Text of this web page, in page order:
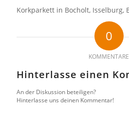
Korkparkett in Bocholt, Isselburg,
0
KOMMENTARE
Hinterlasse einen
An der Diskussion beteiligen?
Hinterlasse uns deinen Kommentar!